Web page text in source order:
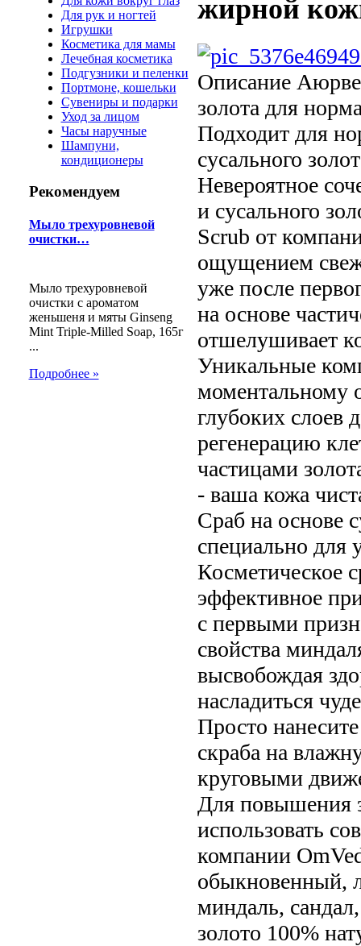
Для рук и ногтей
Игрушки
Косметика для мамы
Лечебная косметика
Подгузники и пеленки
Портмоне, кошельки
Сувениры и подарки
Уход за лицом
Часы наручные
Шампуни,
кондиционеры
Рекомендуем
Мыло трехуровневой
очистки…
Мыло трехуровневой
очистки с ароматом
женьшеня и мяты Ginseng
Mint Triple-Milled Soap, 165г
...
Подробнее »
жирной
Описание
золота для
Подходит для
сусального
Невероятное
и сусального
Scrub от
ощущением
уже после
на основе
отшелушивает
Уникальные
моментальному
глубоких слоев
регенерацию
частицами
- ваша кожа
Сраб на основе
специально для
Косметическое
эффективное
с первыми
свойства
высвобождая
насладиться
Просто
скраба на
круговыми
Для повышения
использовать
компании
обыкновенный,
миндаль,
золото 100%